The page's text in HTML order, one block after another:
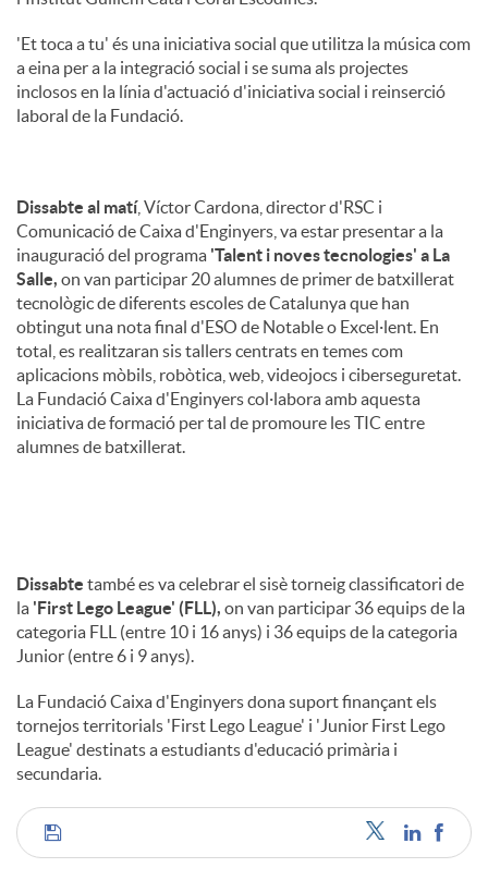
'Et toca a tu' és una iniciativa social que utilitza la música com
a eina per a la integració social i se suma als projectes
inclosos en la línia d'actuació d'iniciativa social i reinserció
laboral de la Fundació.
Dissabte al matí, Víctor Cardona, director d'RSC i
Comunicació de Caixa d'Enginyers, va estar presentar a la
inauguració del programa 'Talent i noves tecnologies' a La
Salle, on van participar 20 alumnes de primer de batxillerat
tecnològic de diferents escoles de Catalunya que han
obtingut una nota final d'ESO de Notable o Excel·lent. En
total, es realitzaran sis tallers centrats en temes com
aplicacions mòbils, robòtica, web, videojocs i ciberseguretat.
La Fundació Caixa d'Enginyers col·labora amb aquesta
iniciativa de formació per tal de promoure les TIC entre
alumnes de batxillerat.
Dissabte també es va celebrar el sisè torneig classificatori de
la 'First Lego League' (FLL), on van participar 36 equips de la
categoria FLL (entre 10 i 16 anys) i 36 equips de la categoria
Junior (entre 6 i 9 anys).
La Fundació Caixa d'Enginyers dona suport finançant els
tornejos territorials 'First Lego League' i 'Junior First Lego
League' destinats a estudiants d'educació primària i
secundaria.
C